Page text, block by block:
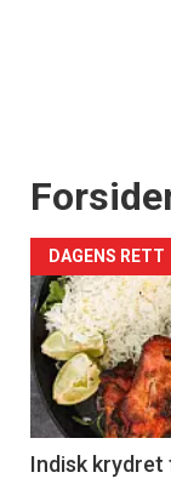
DAGENS RETT
Indisk krydret